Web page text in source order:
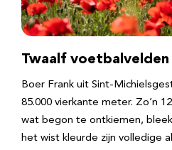
Twaalf voetbalvelden
Boer Frank uit Sint-
85.000 vierkante meter. Zo’n
wat begon te ontkiemen,
het wist kleurde zijn volledige